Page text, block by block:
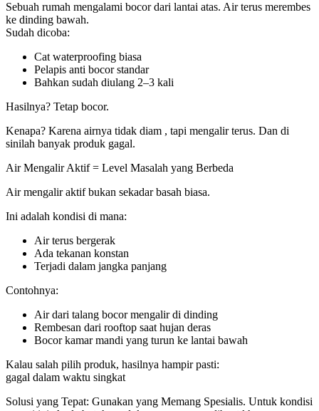
Sebuah rumah mengalami bocor dari lantai atas. Air terus merembes
ke dinding bawah.
Sudah dicoba:
Cat waterproofing biasa
Pelapis anti bocor standar
Bahkan sudah diulang 2–3 kali
Hasilnya? Tetap bocor.
Kenapa? Karena airnya tidak diam , tapi mengalir terus. Dan di
sinilah banyak produk gagal.
Air Mengalir Aktif = Level Masalah yang Berbeda
Air mengalir aktif bukan sekadar basah biasa.
Ini adalah kondisi di mana:
Air terus bergerak
Ada tekanan konstan
Terjadi dalam jangka panjang
Contohnya:
Air dari talang bocor mengalir di dinding
Rembesan dari rooftop saat hujan deras
Bocor kamar mandi yang turun ke lantai bawah
Kalau salah pilih produk, hasilnya hampir pasti:
gagal dalam waktu singkat
Solusi yang Tepat: Gunakan yang Memang Spesialis. Untuk kondisi